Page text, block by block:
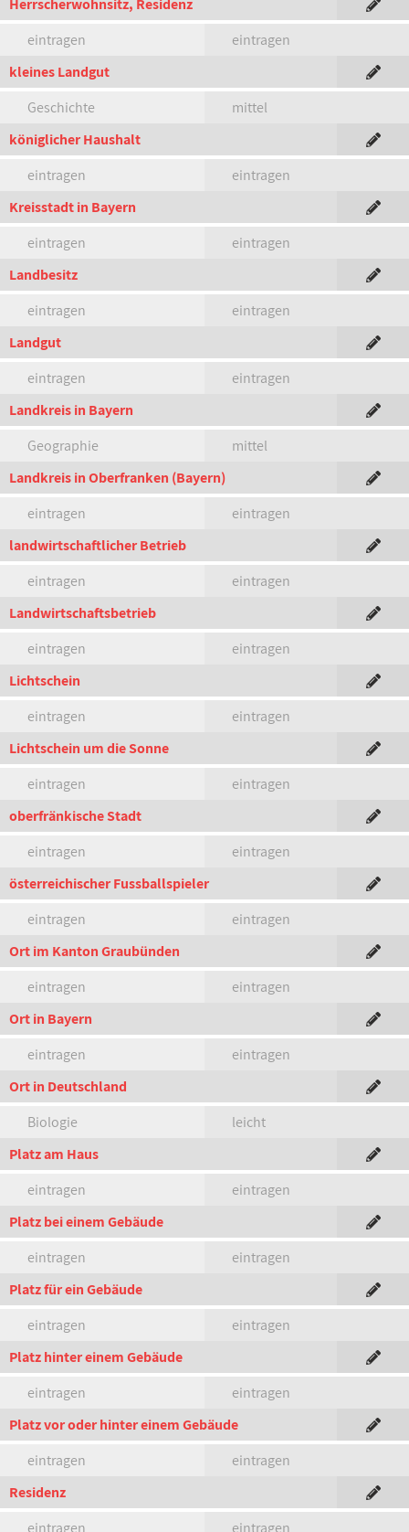
Herrscherwohnsitz, Residenz
eintragen
eintragen
kleines Landgut
Geschichte
mittel
königlicher Haushalt
eintragen
eintragen
Kreisstadt in Bayern
eintragen
eintragen
Landbesitz
eintragen
eintragen
Landgut
eintragen
eintragen
Landkreis in Bayern
Geographie
mittel
Landkreis in Oberfranken (Bayern)
eintragen
eintragen
landwirtschaftlicher Betrieb
eintragen
eintragen
Landwirtschaftsbetrieb
eintragen
eintragen
Lichtschein
eintragen
eintragen
Lichtschein um die Sonne
eintragen
eintragen
oberfränkische Stadt
eintragen
eintragen
österreichischer Fussballspieler
eintragen
eintragen
Ort im Kanton Graubünden
eintragen
eintragen
Ort in Bayern
eintragen
eintragen
Ort in Deutschland
Biologie
leicht
Platz am Haus
eintragen
eintragen
Platz bei einem Gebäude
eintragen
eintragen
Platz für ein Gebäude
eintragen
eintragen
Platz hinter einem Gebäude
eintragen
eintragen
Platz vor oder hinter einem Gebäude
eintragen
eintragen
Residenz
eintragen
eintragen